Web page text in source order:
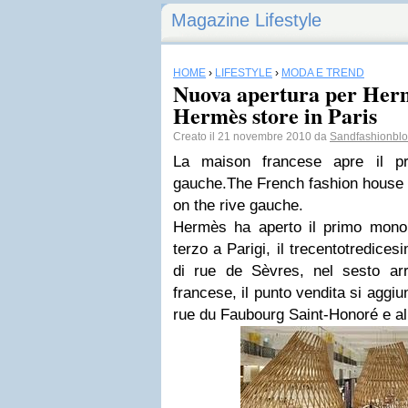
Magazine Lifestyle
HOME › LIFESTYLE › MODA E TREND
Nuova apertura per
Hermès store in Paris
Creato il 21 novembre 2010 da
La maison francese apre il
gauche.The French fashion
on the rive gauche.
Hermès ha aperto il primo
terzo a Parigi, il
di rue de Sèvres, nel sesto
francese, il punto vendita si
rue du Faubourg Saint-Honoré e